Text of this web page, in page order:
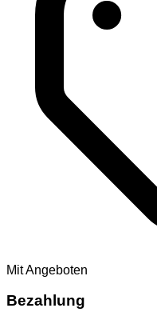
Mit Angeboten
Bezahlung